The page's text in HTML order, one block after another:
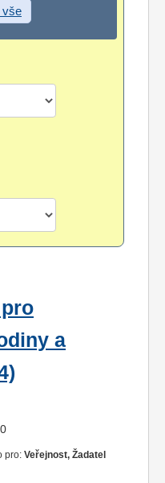
vše
a
pro: Veřejnost, Žadatel